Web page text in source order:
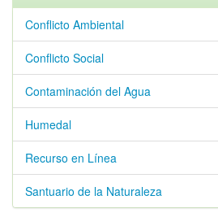
Conflicto Ambiental
Conflicto Social
Contaminación del Agua
Humedal
Recurso en Línea
Santuario de la Naturaleza